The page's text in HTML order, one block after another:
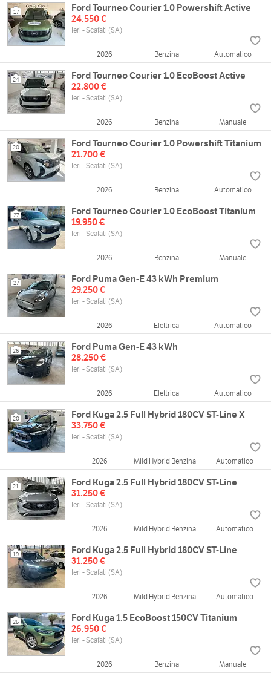
17
Ford Tourneo Courier 1.0 Powershift Active
24.550 €
Ieri - Scafati (SA)
2026 Benzina Automatico
24
Ford Tourneo Courier 1.0 EcoBoost Active
22.800 €
Ieri - Scafati (SA)
2026 Benzina Manuale
20
Ford Tourneo Courier 1.0 Powershift Titanium
21.700 €
Ieri - Scafati (SA)
2026 Benzina Automatico
27
Ford Tourneo Courier 1.0 EcoBoost Titanium
19.950 €
Ieri - Scafati (SA)
2026 Benzina Manuale
27
Ford Puma Gen-E 43 kWh Premium
29.250 €
Ieri - Scafati (SA)
2026 Elettrica Automatico
26
Ford Puma Gen-E 43 kWh
28.250 €
Ieri - Scafati (SA)
2026 Elettrica Automatico
20
Ford Kuga 2.5 Full Hybrid 180CV ST-Line X
33.750 €
Ieri - Scafati (SA)
2026 Mild Hybrid Benzina Automatico
21
Ford Kuga 2.5 Full Hybrid 180CV ST-Line
31.250 €
Ieri - Scafati (SA)
2026 Mild Hybrid Benzina Automatico
19
Ford Kuga 2.5 Full Hybrid 180CV ST-Line
31.250 €
Ieri - Scafati (SA)
2026 Mild Hybrid Benzina Automatico
25
Ford Kuga 1.5 EcoBoost 150CV Titanium
26.950 €
Ieri - Scafati (SA)
2026 Benzina Manuale